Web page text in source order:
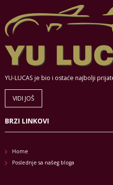
YU-LUCAS je bio i ostaće najbolji
VIDI JOŠ
BRZI LINKOVI
Home
Poslednje sa našeg bloga